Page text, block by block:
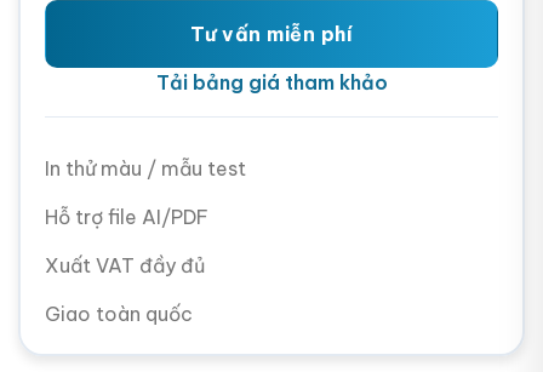
Tư vấn miễn phí
Tải bảng giá tham khảo
In thử màu / mẫu test
Hỗ trợ file AI/PDF
Xuất VAT đầy đủ
Giao toàn quốc